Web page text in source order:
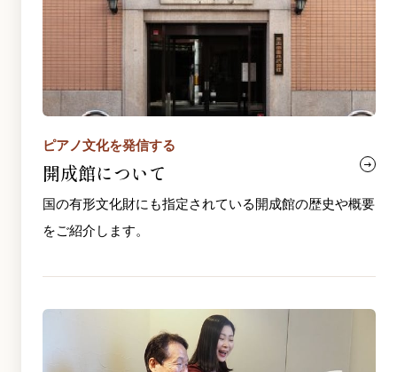
ピアノ文化を発信する
開成館について
国の有形文化財にも指定されている開成館の歴史や概要
をご紹介します。